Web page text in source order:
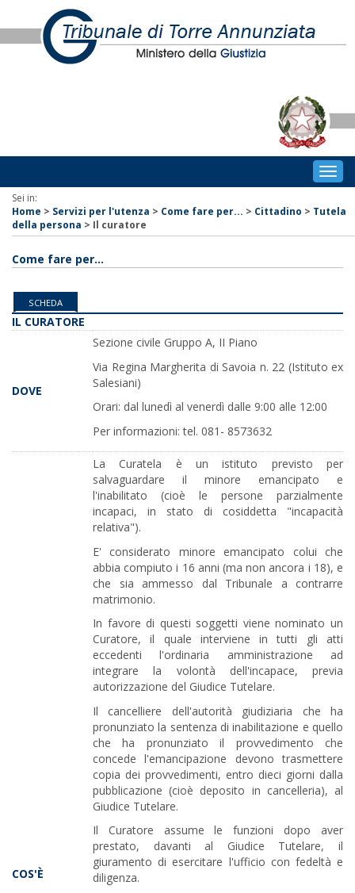
Sei in:
Home > Servizi per l'utenza > Come fare per... > Cittadino > Tutela
della persona > Il curatore
Come fare per...
SCHEDA
IL CURATORE
DOVE
Sezione civile Gruppo A, II Piano
Via Regina Margherita di Savoia n. 22 (Istituto ex
Salesiani)
Orari: dal lunedì al venerdì dalle 9:00 alle 12:00
Per informazioni: tel. 081- 8573632
COS'È
La Curatela è un istituto previsto per
salvaguardare il minore emancipato e
l'inabilitato (cioè le persone parzialmente
incapaci, in stato di cosiddetta "incapacità
relativa").
E' considerato minore emancipato colui che
abbia compiuto i 16 anni (ma non ancora i 18), e
che sia ammesso dal Tribunale a contrarre
matrimonio.
In favore di questi soggetti viene nominato un
Curatore, il quale interviene in tutti gli atti
eccedenti l'ordinaria amministrazione ad
integrare la volontà dell'incapace, previa
autorizzazione del Giudice Tutelare.
Il cancelliere dell'autorità giudiziaria che ha
pronunziato la sentenza di inabilitazione e quello
che ha pronunziato il provvedimento che
concede l'emancipazione devono trasmettere
copia dei provvedimenti, entro dieci giorni dalla
pubblicazione (cioè deposito in cancelleria), al
Giudice Tutelare.
Il Curatore assume le funzioni dopo aver
prestato, davanti al Giudice Tutelare, il
giuramento di esercitare l'ufficio con fedeltà e
diligenza.